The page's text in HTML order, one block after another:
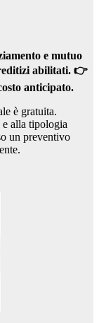
e mutuo
abilitati. 👉
anticipato.
è gratuita.
e alla tipologia
un preventivo